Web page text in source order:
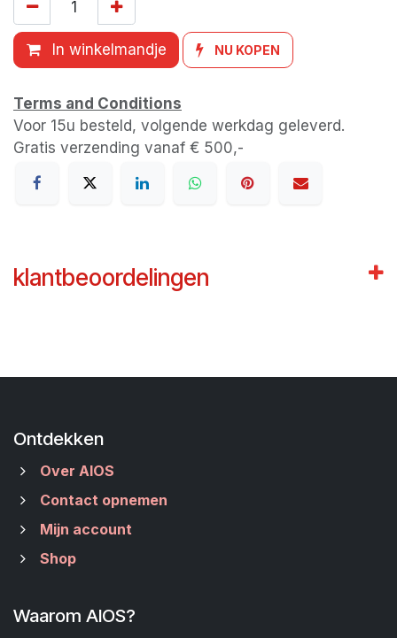
In winkelmandje NU KOPEN
Terms and Conditions
Voor 15u besteld, volgende werkdag geleverd.
Gratis verzending vanaf € 500,-
klantbeoordelingen
Ontdekken
Over AIOS
Contact opnemen
Mijn account
Shop
Waarom AIOS?